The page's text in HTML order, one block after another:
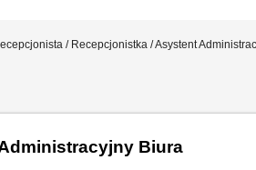
/ Recepcjonistka / Asystent
Biura